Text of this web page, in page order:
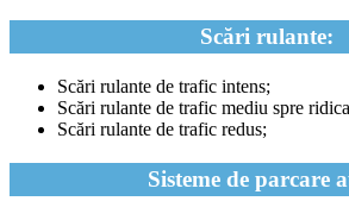
Scări rulante:
Scări rulante de trafic intens;
Scări rulante de trafic mediu spre
Scări rulante de trafic redus;
Sisteme de parcare